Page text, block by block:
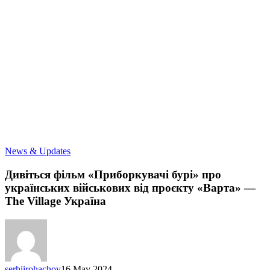
News & UpdatesДивіться
«Приборкувачі
бурі»
про
українських
Дивіться фільм «Приборкувачі бурі» про
українських військових від проєкту «Варта» —
The Village Україна